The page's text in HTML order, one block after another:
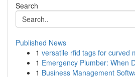
Search
Published News
1 versatile rfid tags for curved
1 Emergency Plumber: When
1 Business Management